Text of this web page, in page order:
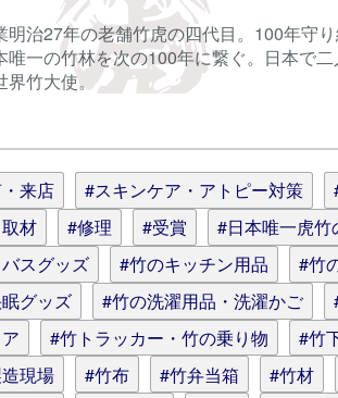
HTMLタグを使えます)
明治27年の老舗竹虎の四代目。100年守
唯一の竹林を次の100年に繋ぐ。日本で
界竹大使。
来店 #スキンケア・アトピー対策
材
#修理 #受賞 #日本唯一虎竹
スグッズ
#竹のキッチン用品
#竹
グッズ
#竹の洗濯用品・洗濯かご
#竹トラッカー・竹の乗り物 #竹
現場
#竹布 #竹弁当箱 #竹材